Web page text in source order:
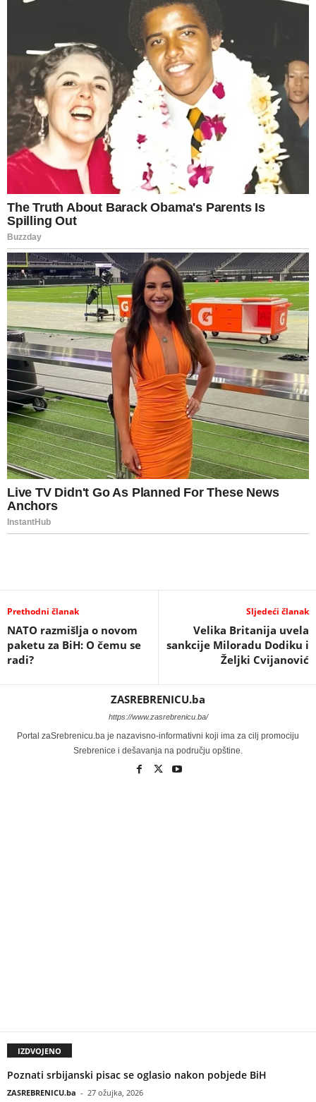
Prethodni članak
NATO razmišlja o novom
paketu za BiH: O čemu se
radi?
Sljedeći članak
Velika Britanija uvela
sankcije Miloradu Dodiku i
Željki Cvijanović
ZASREBRENICU.ba
https://www.zasrebrenicu.ba/
Portal zaSrebrenicu.ba je nazavisno-informativni koji ima za cilj promociju
Srebrenice i dešavanja na području opštine.
IZDVOJENO
Poznati srbijanski pisac se oglasio nakon pobjede BiH
ZASREBRENICU.ba - 27 ožujka, 2026